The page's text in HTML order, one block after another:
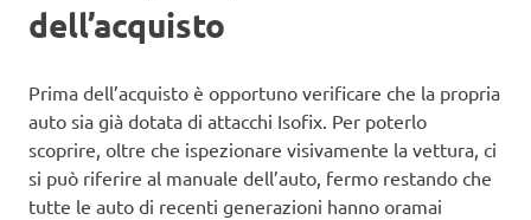
dell’acquisto
Prima dell’acquisto è opportuno verificare che la propria
auto sia già dotata di attacchi Isofix. Per poterlo
scoprire, oltre che ispezionare visivamente la vettura, ci
si può riferire al manuale dell’auto, fermo restando che
tutte le auto di recenti generazioni hanno oramai